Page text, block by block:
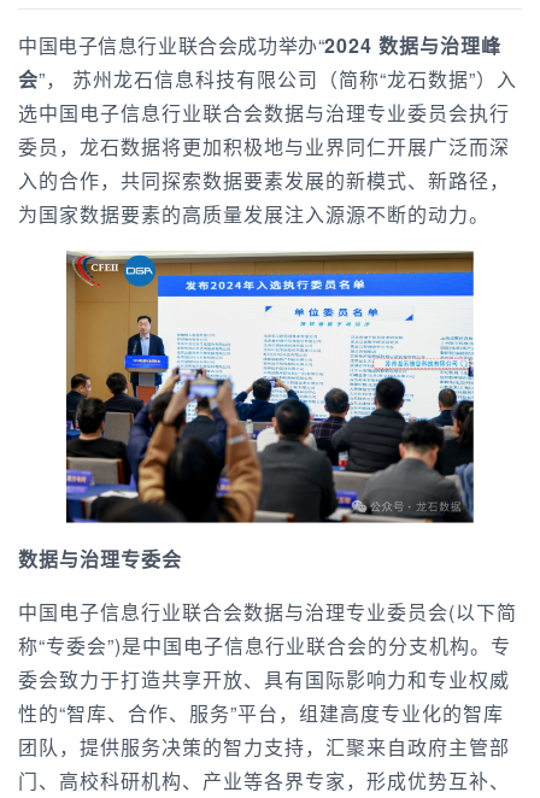
中国电子信息行业联合会成功举办“2024 数据与治理峰
会”， 苏州龙石信息科技有限公司（简称“龙石数据”）入
选中国电子信息行业联合会数据与治理专业委员会执行
委员，龙石数据将更加积极地与业界同仁开展广泛而深
入的合作，共同探索数据要素发展的新模式、新路径，
为国家数据要素的高质量发展注入源源不断的动力。
数据与治理专委会
中国电子信息行业联合会数据与治理专业委员会(以下简
称“专委会”)是中国电子信息行业联合会的分支机构。专
委会致力于打造共享开放、具有国际影响力和专业权威
性的“智库、合作、服务”平台，组建高度专业化的智库
团队，提供服务决策的智力支持，汇聚来自政府主管部
门、高校科研机构、产业等各界专家，形成优势互补、